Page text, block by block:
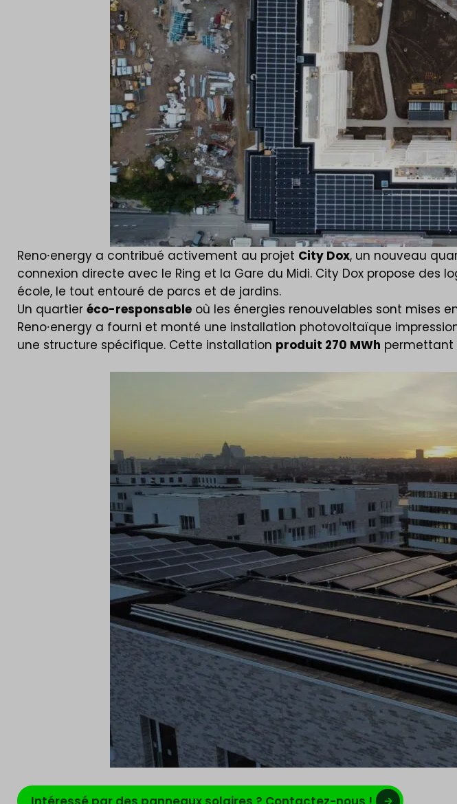
Reno⸱energy a contribué activement au projet City Dox, un nouveau
connexion directe avec le Ring et la Gare du Midi. City Dox propose
école, le tout entouré de parcs et de jardins.
Un quartier éco-responsable où les énergies renouvelables sont mises
Reno⸱energy a fourni et monté une installation photovoltaïque
une structure spécifique. Cette installation produit 270 MWh permettant